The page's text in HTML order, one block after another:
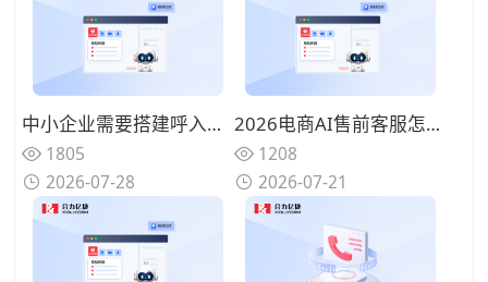
中小企业需要搭建呼入型呼叫中心吗？提升进线客户转化利器
1805
2026-07-28
2026电商AI售前客服怎么选？提升商品咨询转化效率
1208
2026-07-21